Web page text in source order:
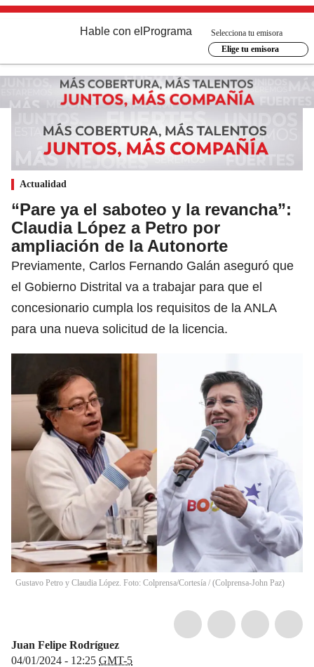
Hable con el Programa
Selecciona tu emisora
Elige tu emisora
Actualidad
“Pare ya el saboteo y la revancha”:
Claudia López a Petro por
ampliación de la Autonorte
Previamente, Carlos Fernando Galán aseguró que
el Gobierno Distrital va a trabajar para que el
concesionario cumpla los requisitos de la ANLA
para una nueva solicitud de la licencia.
Gustavo Petro y Claudia López. Foto: Colprensa/Cortesía / (Colprensa-John Paz)
Juan Felipe Rodríguez
04/01/2024 - 12:25 GMT-5